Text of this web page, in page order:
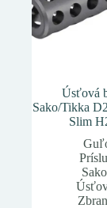
Úsťová
Sako/Tikka
Slim
Sako